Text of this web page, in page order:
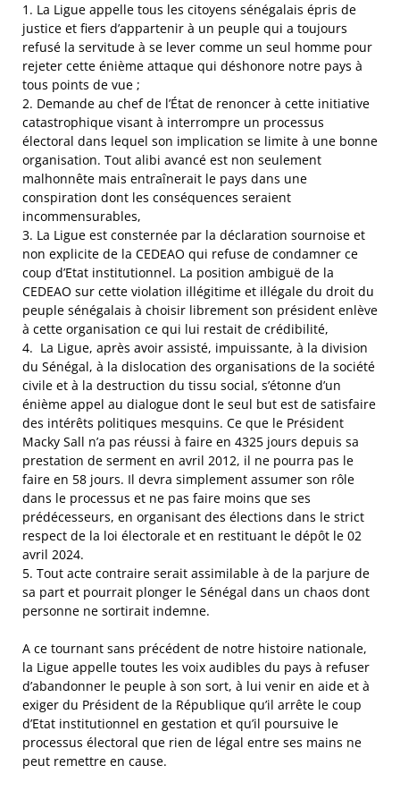
1. La Ligue appelle tous les citoyens sénégalais épris de
justice et fiers d’appartenir à un peuple qui a toujours
refusé la servitude à se lever comme un seul homme pour
rejeter cette énième attaque qui déshonore notre pays à
tous points de vue ;
2. Demande au chef de l’État de renoncer à cette initiative
catastrophique visant à interrompre un processus
électoral dans lequel son implication se limite à une bonne
organisation. Tout alibi avancé est non seulement
malhonnête mais entraînerait le pays dans une
conspiration dont les conséquences seraient
incommensurables,
3. La Ligue est consternée par la déclaration sournoise et
non explicite de la CEDEAO qui refuse de condamner ce
coup d’Etat institutionnel. La position ambiguë de la
CEDEAO sur cette violation illégitime et illégale du droit du
peuple sénégalais à choisir librement son président enlève
à cette organisation ce qui lui restait de crédibilité,
4. ⁠ La Ligue, après avoir assisté, impuissante, à la division
du Sénégal, à la dislocation des organisations de la société
civile et à la destruction du tissu social, s’étonne d’un
énième appel au dialogue dont le seul but est de satisfaire
des intérêts politiques mesquins. Ce que le Président
Macky Sall n’a pas réussi à faire en 4325 jours depuis sa
prestation de serment en avril 2012, il ne pourra pas le
faire en 58 jours. Il devra simplement assumer son rôle
dans le processus et ne pas faire moins que ses
prédécesseurs, en organisant des élections dans le strict
respect de la loi électorale et en restituant le dépôt le 02
avril 2024.
5. Tout acte contraire serait assimilable à de la parjure de
sa part et pourrait plonger le Sénégal dans un chaos dont
personne ne sortirait indemne.
A ce tournant sans précédent de notre histoire nationale,
la Ligue appelle toutes les voix audibles du pays à refuser
d’abandonner le peuple à son sort, à lui venir en aide et à
exiger du Président de la République qu’il arrête le coup
d’Etat institutionnel en gestation et qu’il poursuive le
processus électoral que rien de légal entre ses mains ne
peut remettre en cause.